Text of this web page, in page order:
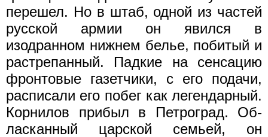
перешел. Но в штаб, одной из частей
русской армии он явился в
изодранном нижнем белье, побитый и
растрепанный. Падкие на сенсацию
фронтовые газетчики, с его подачи,
расписали его побег как легендарный.
Корнилов прибыл в Петроград. Об­
ласканный царской семьей, он